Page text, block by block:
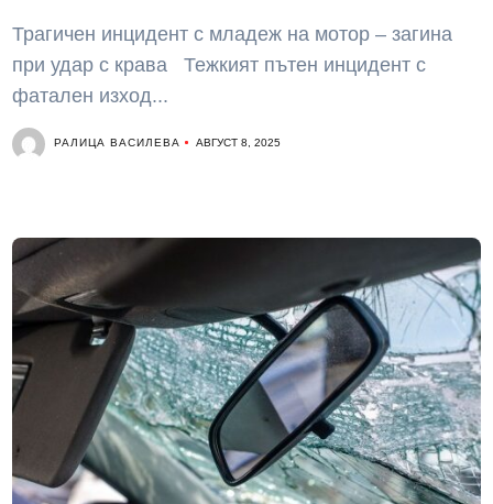
Трагичен инцидент с младеж на мотор – загина
при удар с крава Тежкият пътен инцидент с
фатален изход...
РАЛИЦА ВАСИЛЕВА АВГУСТ 8, 2025